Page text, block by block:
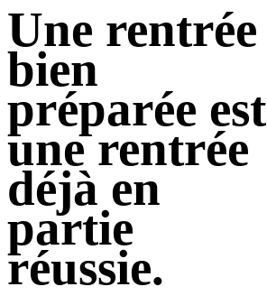
Une rentrée
bien
préparée est
une rentrée
déjà en
partie
réussie.